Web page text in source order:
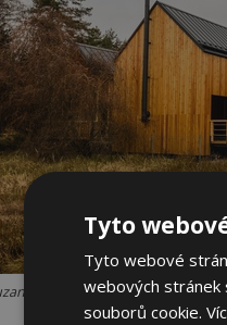
Krasňanová, Kouzlo Chalup,
Tyto
Tyto webové
webových stránek
souborů cookie.